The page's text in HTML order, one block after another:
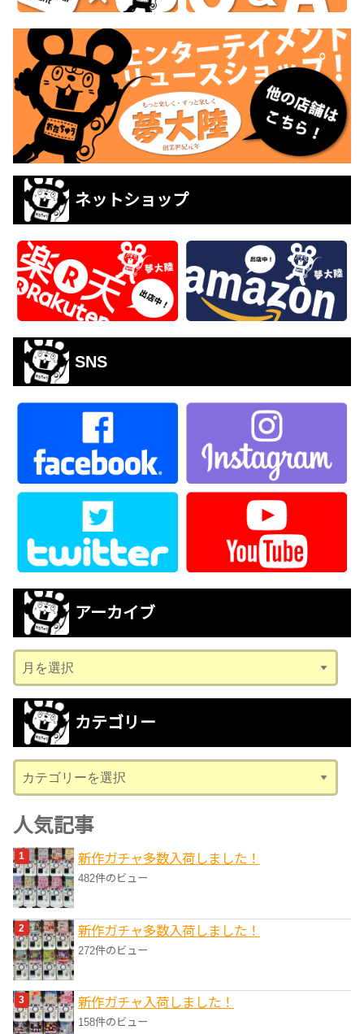
ネットショップ
SNS
アーカイブ
ー
カ
ブ
カテゴリー
テ
ゴ
リ
ー
人気記事
新作ガチャ多数入荷しました！
482件のビュー
新作ガチャ多数入荷しました！
272件のビュー
新作ガチャ入荷しました！
158件のビュー